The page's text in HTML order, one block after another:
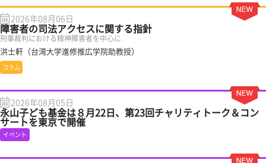
2026年08月06日
障害者の司法アクセスに関する指針
刑事裁判における精神障害者を中心に
洪士軒（台湾大学進修推広学院助教授）
コラム
2026年08月05日
永山子ども基金は８月22日、第23回チャリティトーク＆コン
サートを東京で開催
イベント